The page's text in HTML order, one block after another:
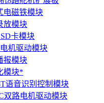
电磁铁模块
放模块
卡模块
机驱动模块
报模块
模块*
语音识别控制模块
双路电机驱动模块